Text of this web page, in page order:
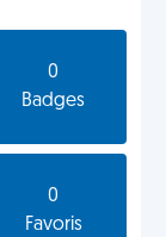
0
Badges
0
Favoris